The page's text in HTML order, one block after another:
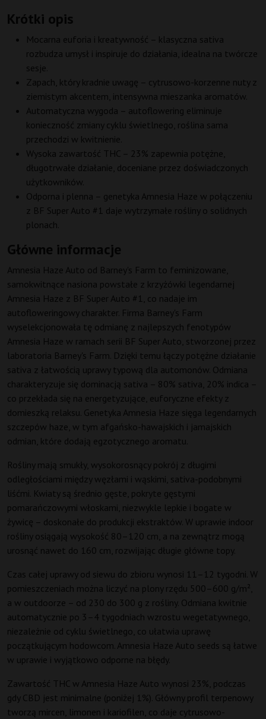
Krótki opis
Mocarna euforia i kreatywność – klasyczna sativa
rozbudza umysł i inspiruje do działania, idealna na twórcze
sesje.
Zapach, który kradnie uwagę – cytrusowo-korzenne nuty z
ziemistym akcentem, intensywna mieszanka aromatów.
Automatyczna wygoda – autoflowering eliminuje
konieczność zmiany cyklu świetlnego, roślina sama
przechodzi w kwitnienie.
Wysoka zawartość THC – 23% zapewnia potężne,
długotrwałe działanie, doceniane przez doświadczonych
użytkowników.
Odporna i plenna – genetyka Amnesia Haze w połączeniu
z BF Super Auto #1 daje wytrzymałe rośliny o solidnych
plonach.
Główne informacje
Amnesia Haze Auto od Barney's Farm to feminizowane,
samokwitnące nasiona powstałe z krzyżówki legendarnej
Amnesia Haze z BF Super Auto #1, co nadaje im
autofloweringowy charakter. Firma Barney's Farm
wyselekcjonowała tę odmianę z najlepszych fenotypów
Amnesia Haze w ramach serii BF Super Auto, stworzonej przez
laboratoria Barney's Farm. Dzięki temu łączy potężne działanie
sativa z łatwością uprawy typową dla automonów. Odmiana
charakteryzuje się dominacją sativa – 80% sativa, 20% indica –
co przekłada się na energetyzujące, euforyczne efekty z
domieszką relaksu. Genetyka Amnesia Haze sięga legendarnych
szczepów haze, w tym afgańsko-hawajskich i jamajskich
odmian, które dodają egzotycznego aromatu.
Rośliny mają smukły, wysokorosnący pokrój z długimi
odległościami między węzłami i wąskimi, sativa-podobnymi
liśćmi. Kwiaty są średnio gęste, pokryte gęstymi
pomarańczowymi włoskami, niezwykle lepkie i bogate w
żywicę – doskonałe do produkcji ekstraktów. W uprawie indoor
rośliny osiągają wysokość 80–120 cm, a na zewnątrz mogą
urosnąć nawet do 160 cm, rozwijając długie główne topy.
Czas całej uprawy od siewu do zbioru wynosi 11–12 tygodni. W
pomieszczeniach można liczyć na plony rzędu 500–600 g/m²,
a w outdoorze – od 230 do 300 g z rośliny. Odmiana kwitnie
automatycznie po 3–4 tygodniach wzrostu wegetatywnego,
niezależnie od cyklu świetlnego, co ułatwia uprawę
początkującym hodowcom. Amnesia Haze Auto seeds są łatwe
w uprawie i wyjątkowo odporne na błędy.
Zawartość THC w Amnesia Haze Auto wynosi 23%, podczas
gdy CBD jest minimalne (poniżej 1%). Główny profil terpenowy
tworzą mircen, limonen i kariofilen, co daje cytrusowo-